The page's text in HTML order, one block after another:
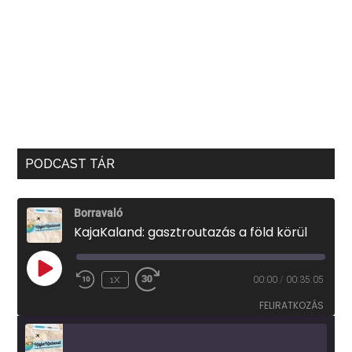
PODCAST TÁR
Borravaló
KajaKaland: gasztroutazás a föld körül
PLAY
EPISODE
1X 00:00 / 00:35:05
FELIRATKOZÁS